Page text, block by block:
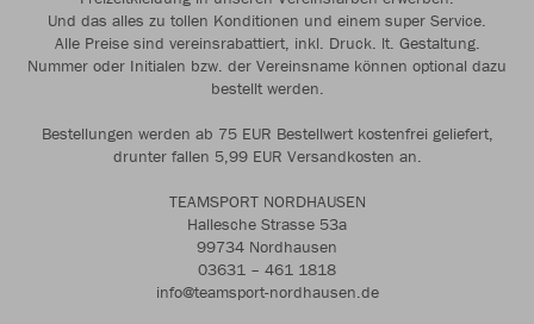
Und das alles zu tollen Konditionen und einem super Service.
Alle Preise sind vereinsrabattiert, inkl. Druck. lt. Gestaltung.
Nummer oder Initialen bzw. der Vereinsname können optional dazu
bestellt werden.
Bestellungen werden ab 75 EUR Bestellwert kostenfrei geliefert,
drunter fallen 5,99 EUR Versandkosten an.
TEAMSPORT NORDHAUSEN
Hallesche Strasse 53a
99734 Nordhausen
03631 – 461 1818
info@teamsport-nordhausen.de